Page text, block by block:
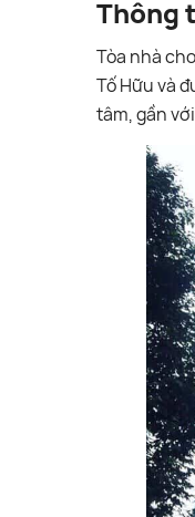
Thông
Tòa nhà
Tố Hữu và
tâm, gần